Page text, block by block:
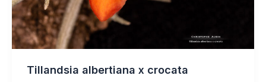
Tillandsia albertiana x crocata